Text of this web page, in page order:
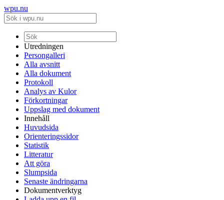
wpu.nu
Utredningen
Persongalleri
Alla avsnitt
Alla dokument
Protokoll
Analys av Kulor
Förkortningar
Uppslag med dokument
Innehåll
Huvudsida
Orienteringssidor
Statistik
Litteratur
Att göra
Slumpsida
Senaste ändringarna
Dokumentverktyg